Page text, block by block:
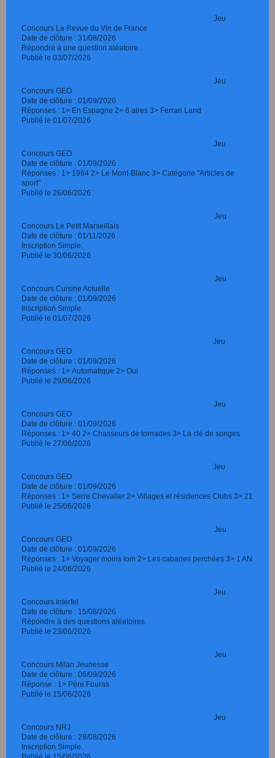
Jeu
Concours La Revue du Vin de France
Date de clôture : 31/08/2026
Répondre à une question aléatoire.
Publié le 03/07/2026
Jeu
Concours GEO
Date de clôture : 01/09/2026
Réponses : 1> En Espagne 2> 6 aires 3> Ferrari Land
Publié le 01/07/2026
Jeu
Concours GEO
Date de clôture : 01/09/2026
Réponses : 1> 1964 2> Le Mont-Blanc 3> Catégorie "Articles de
sport"
Publié le 26/06/2026
Jeu
Concours Le Petit Marseillais
Date de clôture : 01/11/2026
Inscription Simple.
Publié le 30/06/2026
Jeu
Concours Cuisine Actuelle
Date de clôture : 01/09/2026
Inscription Simple.
Publié le 01/07/2026
Jeu
Concours GEO
Date de clôture : 01/09/2026
Réponses : 1> Automatique 2> Oui
Publié le 29/06/2026
Jeu
Concours GEO
Date de clôture : 01/09/2026
Réponses : 1> 40 2> Chasseurs de tornades 3> La clé de songes
Publié le 27/06/2026
Jeu
Concours GEO
Date de clôture : 01/09/2026
Réponses : 1> Serre Chevalier 2> Villages et résidences Clubs 3> 21
Publié le 25/06/2026
Jeu
Concours GEO
Date de clôture : 01/09/2026
Réponses : 1> Voyager moins loin 2> Les cabanes perchées 3> 1 AN
Publié le 24/06/2026
Jeu
Concours Interfel
Date de clôture : 15/08/2026
Répondre à des questions aléatoires.
Publié le 23/06/2026
Jeu
Concours Milan Jeunesse
Date de clôture : 06/09/2026
Réponse : 1> Père Fouras
Publié le 15/06/2026
Jeu
Concours NRJ
Date de clôture : 28/08/2026
Inscription Simple.